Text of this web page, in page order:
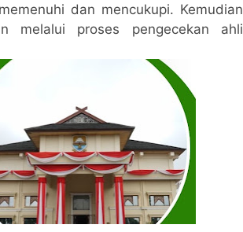
dan mencukupi. Kemudian
melalui proses pengecekan ahli